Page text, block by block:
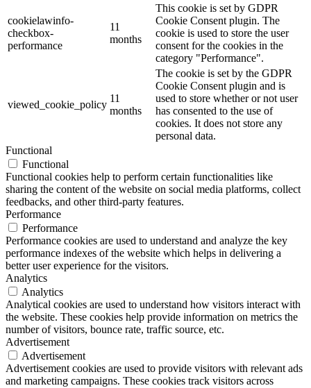
cookielawinfo-
checkbox-
performance
11
months
This cookie is set by GDPR
Cookie Consent plugin. The
cookie is used to store the user
consent for the cookies in the
category "Performance".
viewed_cookie_policy
11
months
The cookie is set by the GDPR
Cookie Consent plugin and is
used to store whether or not user
has consented to the use of
cookies. It does not store any
personal data.
Functional
Functional
Functional cookies help to perform certain functionalities like
sharing the content of the website on social media platforms, collect
feedbacks, and other third-party features.
Performance
Performance
Performance cookies are used to understand and analyze the key
performance indexes of the website which helps in delivering a
better user experience for the visitors.
Analytics
Analytics
Analytical cookies are used to understand how visitors interact with
the website. These cookies help provide information on metrics the
number of visitors, bounce rate, traffic source, etc.
Advertisement
Advertisement
Advertisement cookies are used to provide visitors with relevant ads
and marketing campaigns. These cookies track visitors across